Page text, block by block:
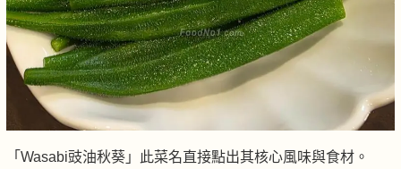
「Wasabi豉油秋葵」此菜名直接點出其核心風味與食材。